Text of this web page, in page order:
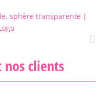
clients